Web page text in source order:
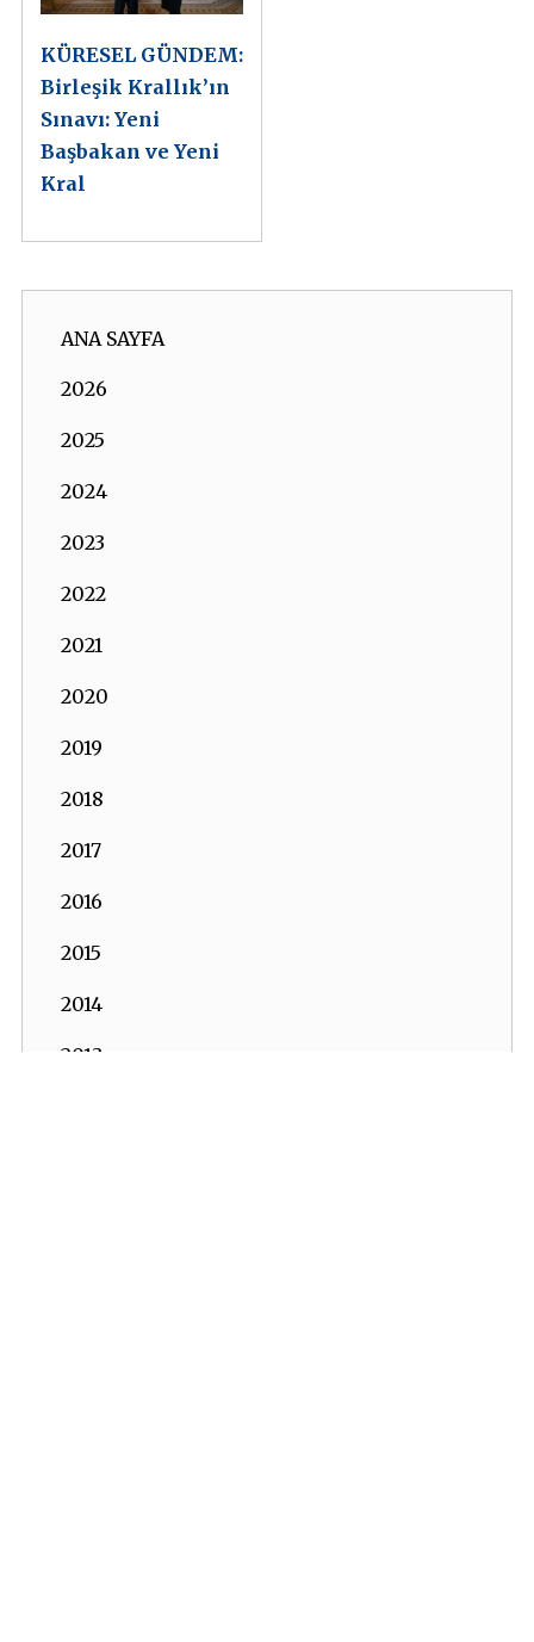
KÜRESEL GÜNDEM:
Birleşik Krallık’ın
Sınavı: Yeni
Başbakan ve Yeni
Kral
ANA SAYFA
2026
2025
2024
2023
2022
2021
2020
2019
2018
2017
2016
2015
2014
2013